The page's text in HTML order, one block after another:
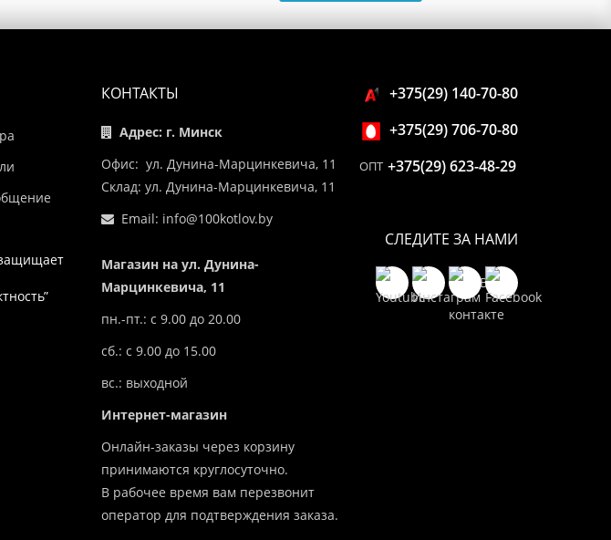
КОНТАКТЫ
Адрес: г. Минск
Офис: ул. Дунина-Марцинкевича, 11
Склад: ул. Дунина-Марцинкевича, 11
Email: info@100kotlov.by
Магазин на ул. Дунина-
Марцинкевича, 11
пн.-пт.: с 9.00 до 20.00
сб.: с 9.00 до 15.00
вс.: выходной
Интернет-магазин
Онлайн-заказы через корзину
принимаются круглосуточно.
В рабочее время вам перезвонит
оператор для подтверждения заказа.
+375(29) 140-70-80
+375(29) 706-70-80
ОПТ +375(29) 623-48-29
СЛЕДИТЕ ЗА НАМИ